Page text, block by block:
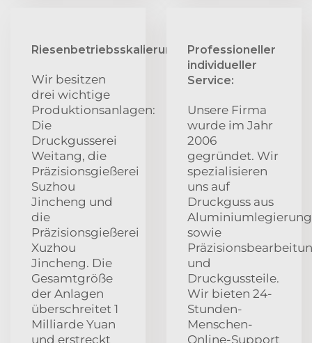
Riesenbetriebsskalierung:
Wir besitzen
drei wichtige
Produktionsanlagen:
Die
Druckgusserei
Weitang, die
Präzisionsgießerei
Suzhou
Jincheng und
die
Präzisionsgießerei
Xuzhou
Jincheng. Die
Gesamtgröße
der Anlagen
überschreitet 1
Milliarde Yuan
und erstreckt
Professioneller
individueller
Service:
Unsere Firma
wurde im Jahr
2006
gegründet. Wir
spezialisieren
uns auf
Druckguss aus
sowie
und
Druckgussteile.
Wir bieten 24-
Stunden-
Menschen-
Online-Support